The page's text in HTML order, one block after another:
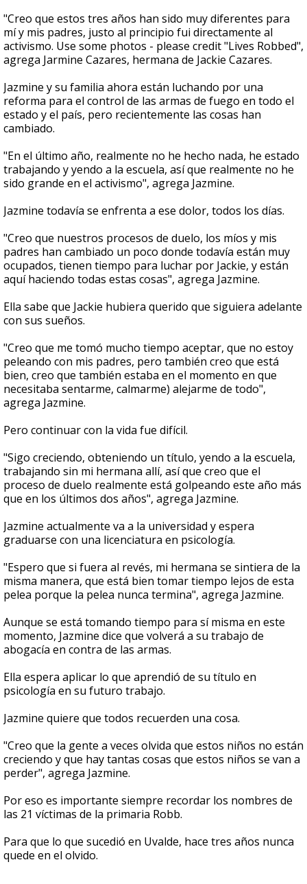
"Creo que estos tres años han sido muy diferentes para
mí y mis padres, justo al principio fui directamente al
activismo. Use some photos - please credit "Lives Robbed",
agrega Jarmine Cazares, hermana de Jackie Cazares.
Jazmine y su familia ahora están luchando por una
reforma para el control de las armas de fuego en todo el
estado y el país, pero recientemente las cosas han
cambiado.
"En el último año, realmente no he hecho nada, he estado
trabajando y yendo a la escuela, así que realmente no he
sido grande en el activismo", agrega Jazmine.
Jazmine todavía se enfrenta a ese dolor, todos los días.
"Creo que nuestros procesos de duelo, los míos y mis
padres han cambiado un poco donde todavía están muy
ocupados, tienen tiempo para luchar por Jackie, y están
aquí haciendo todas estas cosas", agrega Jazmine.
Ella sabe que Jackie hubiera querido que siguiera adelante
con sus sueños.
"Creo que me tomó mucho tiempo aceptar, que no estoy
peleando con mis padres, pero también creo que está
bien, creo que también estaba en el momento en que
necesitaba sentarme, calmarme) alejarme de todo",
agrega Jazmine.
Pero continuar con la vida fue difícil.
"Sigo creciendo, obteniendo un título, yendo a la escuela,
trabajando sin mi hermana allí, así que creo que el
proceso de duelo realmente está golpeando este año más
que en los últimos dos años", agrega Jazmine.
Jazmine actualmente va a la universidad y espera
graduarse con una licenciatura en psicología.
"Espero que si fuera al revés, mi hermana se sintiera de la
misma manera, que está bien tomar tiempo lejos de esta
pelea porque la pelea nunca termina", agrega Jazmine.
Aunque se está tomando tiempo para sí misma en este
momento, Jazmine dice que volverá a su trabajo de
abogacía en contra de las armas.
Ella espera aplicar lo que aprendió de su título en
psicología en su futuro trabajo.
Jazmine quiere que todos recuerden una cosa.
"Creo que la gente a veces olvida que estos niños no están
creciendo y que hay tantas cosas que estos niños se van a
perder", agrega Jazmine.
Por eso es importante siempre recordar los nombres de
las 21 víctimas de la primaria Robb.
Para que lo que sucedió en Uvalde, hace tres años nunca
quede en el olvido.